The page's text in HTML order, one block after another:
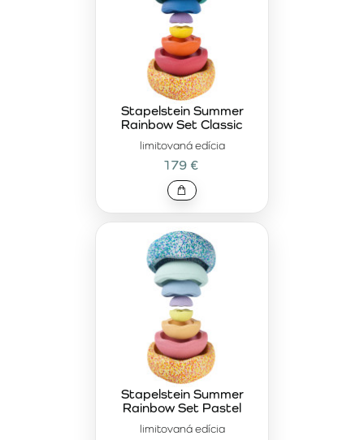
limitovaná edícia
Stapelstein Summer
Rainbow Set Classic
179 €
limitovaná edícia
Stapelstein Summer
Rainbow Set Pastel